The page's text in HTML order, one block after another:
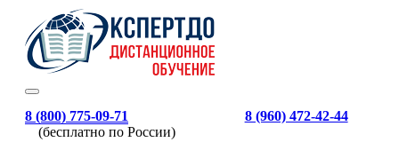
8 (800) 775-09-71
(бесплатно по России)
8 (960) 472-42-44